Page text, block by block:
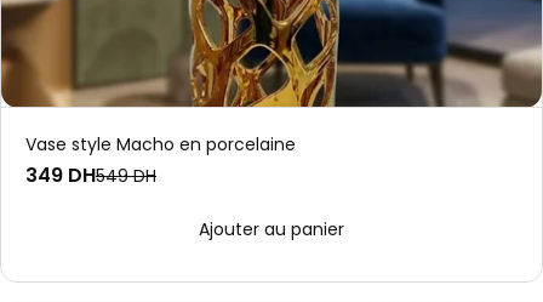
Vase style Macho en porcelaine
349 DH549 DH